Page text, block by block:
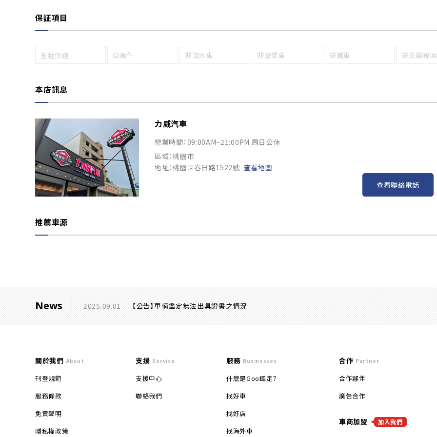
保証項目
里程保證 原鈑件 非泡水車 非營業車 非贓車 非失竊尋
本店訊息
力威汽車
營業時間：09:00AM~21:00PM 周日公休
區域：桃園市
地址：桃園區春日路1522號 查看地圖
查看聯絡電話
推薦車源
News 2025.09.01 【公告】車輛鑑定無法出具證書之情況
關於我們 About
刊登規範
服務條款
免責聲明
隱私權政策
支援 Service
支援中心
聯絡我們
服務 Businesses
什麼是Goo鑑定？
找好車
找好店
找海外車
合作 Partner
合作夥伴
廣告合作
車商加盟 加入我們